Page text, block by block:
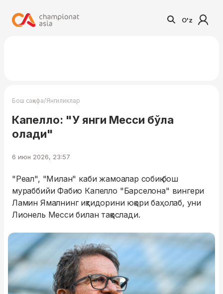
O'z
Бош саҳифа/Янгиликлар
Капелло: "У янги Месси бўла
олади"
6 июн 2026, 23:57
"Реал", "Милан" каби жамоалар собиқ бош
мураббийи Фабио Капелло "Барселона" вингери
Ламин Ямалнинг иқтидорини юқори баҳолаб, уни
Лионель Месси билан таққослади.